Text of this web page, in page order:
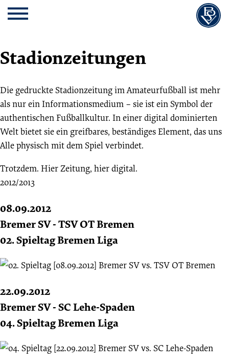
Cookie
Einstellungen
Zum
Inhalt
springen
Cookie
Einstellungen
Kopfbereich
MENU
Stadionzeitungen
Die gedruckte Stadionzeitung im Amateurfußball ist mehr
als nur ein Informationsmedium – sie ist ein Symbol der
authentischen Fußballkultur. In einer digital dominierten
Welt bietet sie ein greifbares, beständiges Element, das uns
Alle physisch mit dem Spiel verbindet.
Trotzdem. Hier Zeitung, hier digital.
2012/2013
08.09.2012
Bremer SV - TSV OT Bremen
02. Spieltag Bremen Liga
22.09.2012
Bremer SV - SC Lehe-Spaden
04. Spieltag Bremen Liga